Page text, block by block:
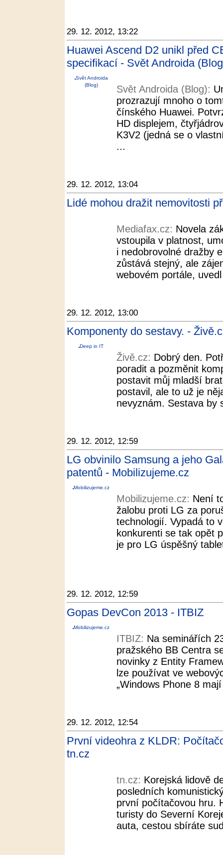
29. 12. 2012, 13:22
Huawei Ascend D2 unikl před
specifikací - Svět Androida
Svět Androida
(Blog)
Svět Androida (Blog):
prozrazují mnoho o
čínského Huawei.
HD displejem,
K3V2 (jedná se o
...
29. 12. 2012, 13:04
Lidé mohou dražit nemovitosti
Mediafax.cz: Novela
vstoupila v platnost,
i nedobrovolné dražby
zůstává stejný, ale
webovém portále,
29. 12. 2012, 13:00
Komponenty do sestavy. -
Deep in IT
Živě.cz: Dobrý den.
poradit a pozměnit
postavit můj mladší
postavil, ale to už je
nevyznám. Sestava by
29. 12. 2012, 12:59
LG obvinilo Samsung a jeho
patentů - Mobilizujeme.cz
Mobilizujeme.cz
Mobilizujeme.cz: Není
žalobu proti LG za
technologií. Vypadá to
konkurenti se tak opět
je pro LG úspěšný
29. 12. 2012, 12:59
Gopas DevCon 2013 - ITBIZ
Mobilizujeme.cz
ITBIZ: Na seminářích
pražského BB Centra
novinky z Entity
lze používat ve
„Windows Phone 8
29. 12. 2012, 12:54
První videohra z KLDR:
tn.cz
tn.cz: Korejská lidově
posledních
první počítačovou hru.
turisty do Severní
auta, cestou sbíráte